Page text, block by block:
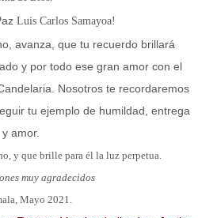
Luis Carlos Samayoa!
avanza, que tu recuerdo brillará
y por todo ese gran amor con el
Nosotros te recordaremos
tu ejemplo de humildad, entrega
y amor.
y que brille para él la luz perpetua.
muy agradecidos
Mayo 2021.